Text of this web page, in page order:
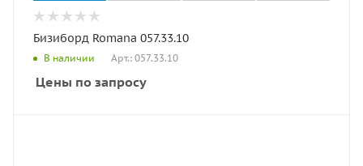
Бизиборд Romana 057.33.10
В наличии Арт.: 057.33.10
Цены по запросу